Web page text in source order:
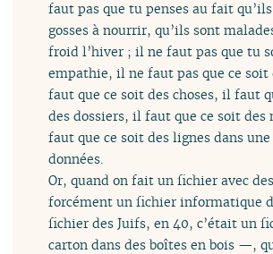
faut pas que tu penses au fait
gosses à nourrir, qu’ils sont
froid l’hiver ; il ne faut pas que tu
empathie, il ne faut pas que ce soit
faut que ce soit des choses, il faut
des dossiers, il faut que ce soit des
faut que ce soit des lignes dans une
données.
Or, quand on fait un fichier avec
forcément un fichier informatique
fichier des Juifs, en 40, c’était un
carton dans des boîtes en bois —,